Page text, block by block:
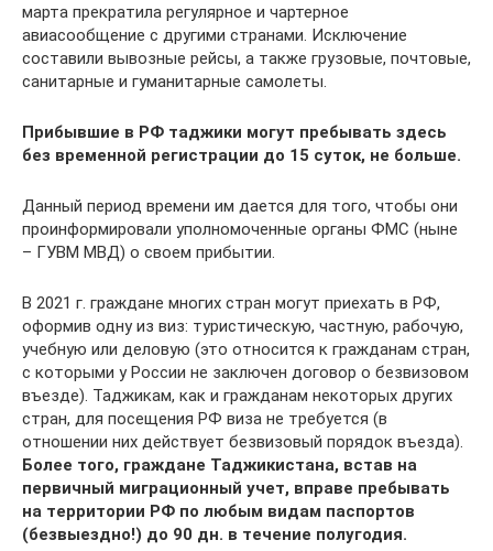
марта прекратила регулярное и чартерное
авиасообщение с другими странами. Исключение
составили вывозные рейсы, а также грузовые, почтовые,
санитарные и гуманитарные самолеты.
Прибывшие в РФ таджики могут пребывать здесь
без временной регистрации до 15 суток, не больше.
Данный период времени им дается для того, чтобы они
проинформировали уполномоченные органы ФМС (ныне
– ГУВМ МВД) о своем прибытии.
В 2021 г. граждане многих стран могут приехать в РФ,
оформив одну из виз: туристическую, частную, рабочую,
учебную или деловую (это относится к гражданам стран,
с которыми у России не заключен договор о безвизовом
въезде). Таджикам, как и гражданам некоторых других
стран, для посещения РФ виза не требуется (в
отношении них действует безвизовый порядок въезда).
Более того, граждане Таджикистана, встав на
первичный миграционный учет, вправе пребывать
на территории РФ по любым видам паспортов
(безвыездно!) до 90 дн. в течение полугодия.